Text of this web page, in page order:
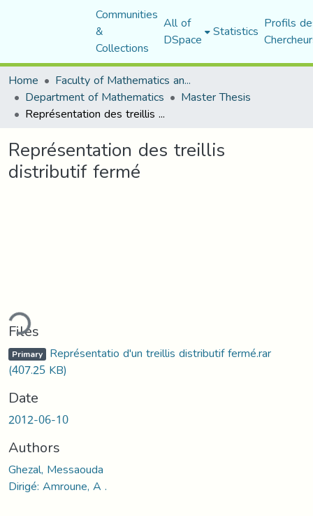
Communities
&
Collections
All of
DSpace Statistics Profils
Home
Faculty of Mathematics and Computer Science
Department of Mathematics Master Thesis
Représentation des treillis distributif fermé
Représentation des treillis
distributif fermé
Files
Primary Représentatio d'un treillis distributif fermé.rar
(407.25 KB)
Date
2012-06-10
Authors
Ghezal, Messaouda
Dirigé: Amroune, A .